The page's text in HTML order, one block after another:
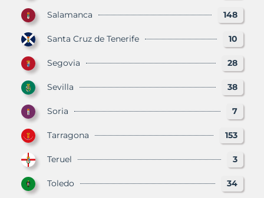
Salamanca 148
Santa Cruz de Tenerife 10
Segovia 28
Sevilla 38
Soria 7
Tarragona 153
Teruel 3
Toledo 34